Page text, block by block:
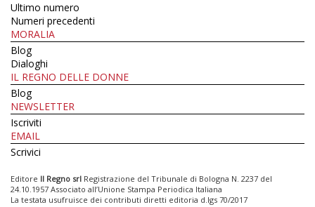
Ultimo numero
Numeri precedenti
MORALIA
Blog
Dialoghi
IL REGNO DELLE DONNE
Blog
NEWSLETTER
Iscriviti
EMAIL
Scrivici
Editore Il Regno srl Registrazione del Tribunale di Bologna N. 2237 del
24.10.1957 Associato all’Unione Stampa Periodica Italiana
La testata usufruisce dei contributi diretti editoria d.lgs 70/2017